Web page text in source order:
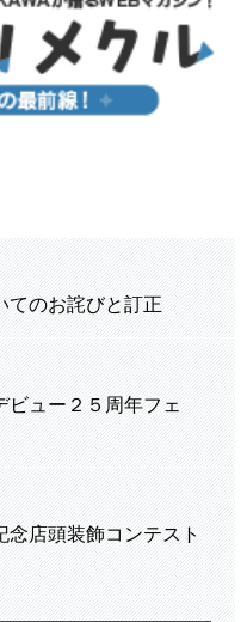
てのお詫びと訂正
ビュー２５周年フェ
念店頭装飾コンテスト